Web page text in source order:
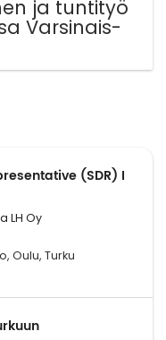
ja tuntityö
Varsinais-
(SDR) I
LH Oy
Oulu, Turku